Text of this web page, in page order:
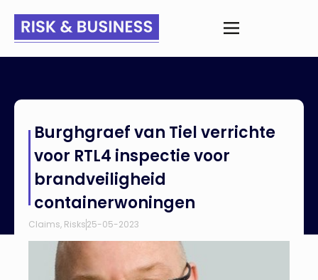
inspectie voor brandveiligheid containerwoningen
Burghgraef van Tiel verrichte
voor RTL4 inspectie voor
brandveiligheid
containerwoningen
Claims, Risks25-05-2023